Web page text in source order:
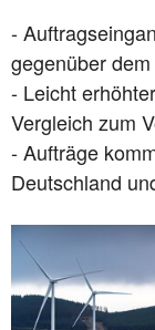
-
gegenüber
- Leicht
Vergleich zum
- Aufträge
Deutschland